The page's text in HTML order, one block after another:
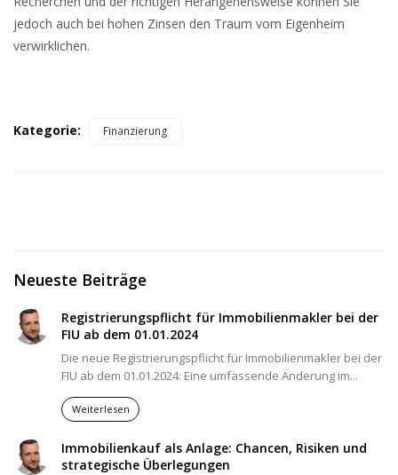
jedoch auch bei hohen Zinsen den Traum vom Eigenheim
verwirklichen.
Kategorie: Finanzierung
Neueste Beiträge
Registrierungspflicht für Immobilienmakler bei der
FIU ab dem 01.01.2024
Die neue Registrierungspflicht für Immobilienmakler bei der
FIU ab dem 01.01.2024: Eine umfassende Änderung im...
Weiterlesen
Immobilienkauf als Anlage: Chancen, Risiken und
strategische Überlegungen